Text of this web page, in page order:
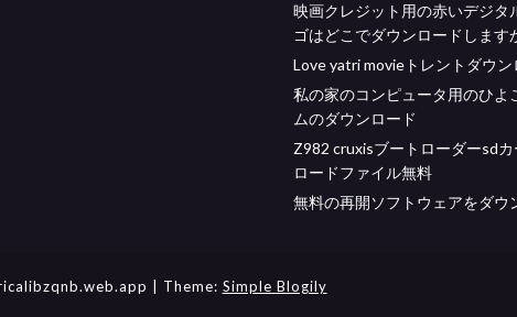
映画クレジット用の赤いデジタ
ゴはどこでダウンロードします
Love yatri movieトレントダウン
私の家のコンピュータ用のひよ
ムのダウンロード
Z982 cruxisブートローダーsd
ロードファイル無料
無料の再開ソフトウェアをダウ
| Theme: Simple Blogily